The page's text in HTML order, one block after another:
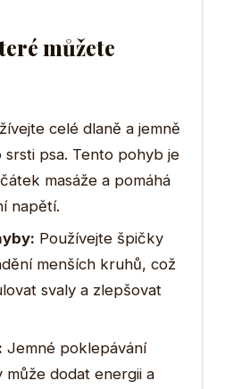
můžete
celé dlaně a jemně
srsti psa. Tento pohyb je
masáže a pomáhá
napětí.
Používejte špičky
menších kruhů, což
svaly a zlepšovat
Jemné poklepávání
může dodat energii a